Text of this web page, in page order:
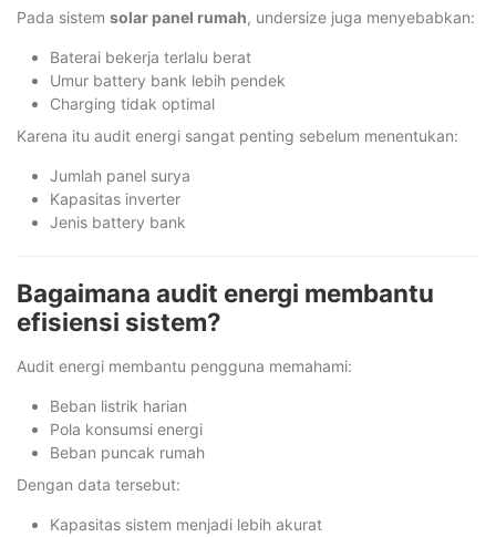
Pada sistem solar panel rumah, undersize juga menyebabkan:
Baterai bekerja terlalu berat
Umur battery bank lebih pendek
Charging tidak optimal
Karena itu audit energi sangat penting sebelum menentukan:
Jumlah panel surya
Kapasitas inverter
Jenis battery bank
Bagaimana audit energi membantu
efisiensi sistem?
Audit energi membantu pengguna memahami:
Beban listrik harian
Pola konsumsi energi
Beban puncak rumah
Dengan data tersebut:
Kapasitas sistem menjadi lebih akurat